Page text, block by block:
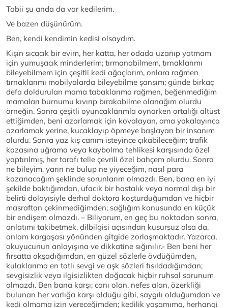
Tabii şu anda da var kedilerim.
Ve bazen düşünürüm.
Ben, kendi kendimin kedisi olsaydım.
Kışın sıcacık bir evim, her katta, her odada uzanıp yatmam
için yumuşacık minderlerim; tırmanabilmem, tırnaklarımı
bileyebilmem için çeşitli kedi ağaçlarım, onlara rağmen
tırnaklarımı mobilyalarda bileyebilme şansım; günde birkaç
defa doldurulan mama tabaklarıma rağmen, beğenmediğim
mamaları burnumu kıvırıp bırakabilme olanağım olurdu
örneğin. Sonra çeşitli oyuncaklarımla oynarken ortalığı altüst
ettiğimden, beni azarlamak için kovalayan, ama yakalayınca
azarlamak yerine, kucaklayıp öpmeye başlayan bir insanım
olurdu. Sonra yaz kış canım isteyince çıkabileceğim; trafik
kazasına uğrama veya kaybolma tehlikesi karşısında özel
yaptırılmış, her tarafı telle çevrili özel bahçem olurdu. Sonra
ne bileyim, yarın ne bulup ne yiyeceğim, nasıl para
kazanacağım şeklinde sorunlarım olmazdı. Ben, bana en iyi
şekilde baktığımdan, ufacık bir hastalık veya normal dışı bir
belirti dolayısiyle derhal doktora koşturduğumdan ve hiçbir
masraftan çekinmediğimden; sağlığım konusunda en küçük
bir endişem olmazdı. – Biliyorum, en geç bu noktadan sonra,
anlatımı takibetmek, dilbilgisi açısından kusursuz olsa da,
anlam kargaşası yönünden gitgide zorlaşmaktadır. Yazarca,
okuyucunun anlayışına ve dikkatine sığınılır.- Ben beni her
fırsatta okşadığımdan, en güzel sözlerle övdüğümden,
kulaklarıma en tatlı sevgi ve aşk sözleri fısıldadığımdan;
sevgisizlik veya ilgisizlikten doğacak hiçbir ruhsal sorunum
olmazdı. Ben bana karşı; canı olan, nefes alan, özerkliği
bulunan her varlığa karşı olduğu gibi, saygılı olduğumdan ve
kedi olmama izin vereceğimden; kedilik yaşamıma, herhangi